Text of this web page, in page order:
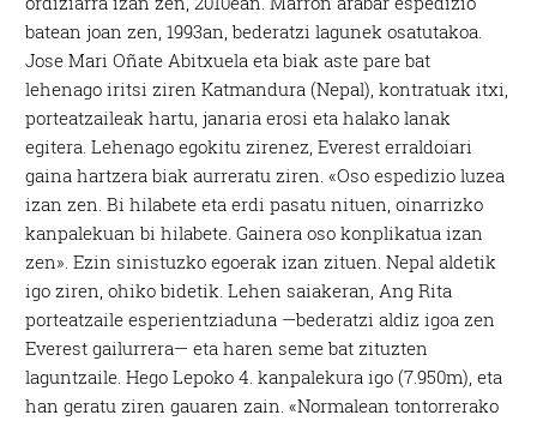
batean joan zen, 1993an, bederatzi lagunek osatutakoa.
Jose Mari Oñate Abitxuela eta biak aste pare bat
lehenago iritsi ziren Katmandura (Nepal), kontratuak itxi,
porteatzaileak hartu, janaria erosi eta halako lanak
egitera. Lehenago egokitu zirenez, Everest erraldoiari
gaina hartzera biak aurreratu ziren. «Oso espedizio luzea
izan zen. Bi hilabete eta erdi pasatu nituen, oinarrizko
kanpalekuan bi hilabete. Gainera oso konplikatua izan
zen». Ezin sinistuzko egoerak izan zituen. Nepal aldetik
igo ziren, ohiko bidetik. Lehen saiakeran, Ang Rita
porteatzaile esperientziaduna —bederatzi aldiz igoa zen
Everest gailurrera— eta haren seme bat zituzten
laguntzaile. Hego Lepoko 4. kanpalekura igo (7.950m), eta
han geratu ziren gauaren zain. «Normalean tontorrerako